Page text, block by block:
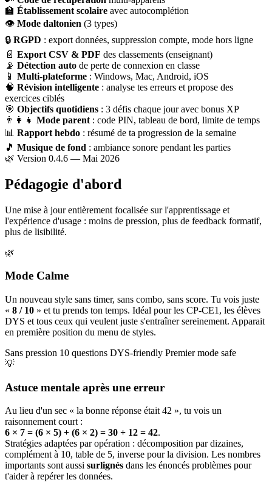
🏫 Établissement scolaire avec autocomplétion
👁 Mode daltonien (3 types)
🔒 RGPD : export données, suppression compte, mode hors ligne
📄 Export CSV & PDF des classements (enseignant)
📡 Détection auto de perte de connexion en classe
📱 Multi-plateforme : Windows, Mac, Android, iOS
🧠 Révision intelligente : analyse tes erreurs et propose des
exercices ciblés
🎯 Objectifs quotidiens : 3 défis chaque jour avec bonus XP
👨‍👩‍👧 Mode parent : code PIN, tableau de bord, limite de temps
📊 Rapport hebdo : résumé de ta progression de la semaine
🎵 Musique de fond : ambiance sonore pendant les parties
🌿 Version 0.4.6 — Mai 2026
Pédagogie d'abord
Une mise à jour entièrement focalisée sur l'apprentissage et
l'expérience d'usage : moins de pression, plus de feedback formatif,
plus de lisibilité.
🌿
Mode Calme
Un nouveau style sans timer, sans combo, sans score. Tu vois juste
« 8 / 10 » et tu prends ton temps. Idéal pour les CP-CE1, les élèves
DYS et tous ceux qui veulent juste s'entraîner sereinement. Apparait
en première position du menu de styles.
Sans pression 10 questions DYS-friendly Premier mode safe
💡
Astuce mentale après une erreur
Au lieu d'un sec « la bonne réponse était 42 », tu vois un
raisonnement court :
6 × 7 = (6 × 5) + (6 × 2) = 30 + 12 = 42.
Stratégies adaptées par opération : décomposition par dizaines,
complément à 10, table de 5, inverse pour la division. Les nombres
importants sont aussi surlignés dans les énoncés problèmes pour
t'aider à repérer les données.